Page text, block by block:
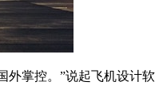
掌控。”说起飞机设计